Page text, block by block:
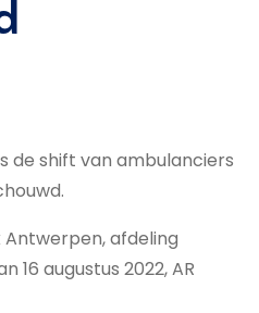
de shift van ambulanciers
afdeling
16 augustus 2022, AR